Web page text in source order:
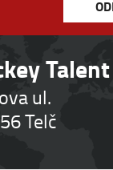
ul.
Telč